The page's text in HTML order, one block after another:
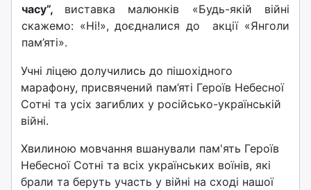
часу”, виставка малюнків «Будь-якій війні
скажемо: «Ні!», доєдналися до акції «Янголи
пам’яті».
Учні ліцею долучились до пішохідного
марафону, присвячений пам’яті Героїв Небесної
Сотні та усіх загиблих у російсько-українській
війні.
Хвилиною мовчання вшанували пам'ять Героїв
Небесної Сотні та всіх українських воїнів, які
брали та беруть участь у війні на сході нашої